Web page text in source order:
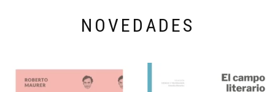
NOVEDADES